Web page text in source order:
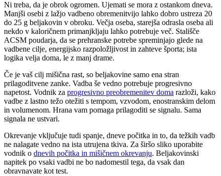
Ni treba, da je obrok ogromen. Ujemati se mora z ostankom dneva.
Manjši osebi z lažjo vadbeno obremenitvijo lahko dobro ustreza 20
do 25 g beljakovin v obroku. Večja oseba, starejša odrasla oseba ali
nekdo v kaloričnem primanjkljaju lahko potrebuje več. Stališče
ACSM poudarja, da se prehranske potrebe spreminjajo glede na
vadbene cilje, energijsko razpoložljivost in zahteve športa; ista
logika velja doma, le z manj drame.
Če je vaš cilj mišična rast, so beljakovine samo ena stran
prilagoditvene zanke. Vadba še vedno potrebuje progresivno
napetost. Vodnik za progresivno preobremenitev doma razloži, kako
vadbe z lastno težo otežiti s tempom, vzvodom, enostranskim delom
in volumenom. Hrana vam pomaga prilagoditi se signalu. Sama
signala ne ustvari.
Okrevanje vključuje tudi spanje, dneve počitka in to, da težkih vadb
ne nalagate vedno na ista utrujena tkiva. Za širšo sliko uporabite
vodnik o dnevih počitka in mišičnem okrevanju. Beljakovinski
napitek po vsaki vadbi ne bo nadomestil tega, da vsak dan
obravnavate kot test.